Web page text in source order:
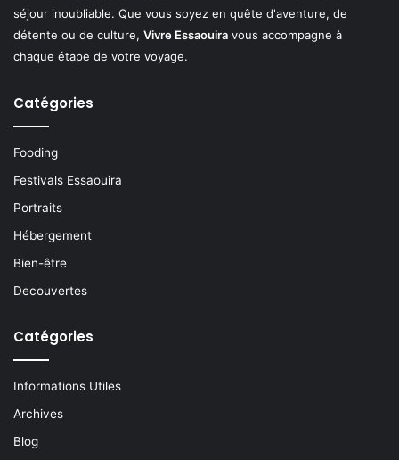
séjour inoubliable. Que vous soyez en quête d'aventure, de
détente ou de culture, Vivre Essaouira vous accompagne à
chaque étape de votre voyage.
Catégories
Fooding
Festivals Essaouira
Portraits
Hébergement
Bien-être
Decouvertes
Catégories
Informations Utiles
Archives
Blog